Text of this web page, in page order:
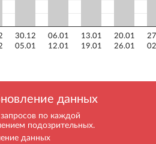
30.12
05.01
06.01
12.01
13.01
19.01
20.01
26.01
данных
по каждой
подозрительных.
данных